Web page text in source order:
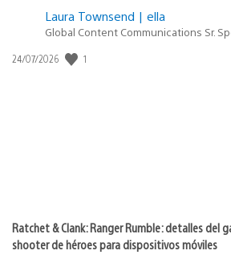
Laura Townsend | ella
Global Content Communications Sr.
Fecha
24/07/2026 1
Ratchet & Clank: Ranger Rumble: detalles del
shooter de héroes para dispositivos móviles